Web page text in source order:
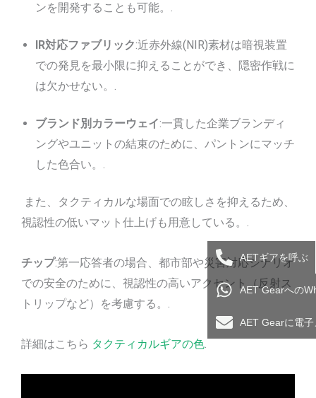
ンを開発することも可能。.
IR対応ファブリック:近赤外線(NIR)素材は暗視装置
での発見を最小限に抑えることができ、隠密作戦に
は欠かせない。.
ブランド別カラーウェイ:一貫した企業ブランディ
ングやユニットの結束のために、パントンにマッチ
した色合い。.
また、タクティカルな場面での眩しさを抑えるため、
視認性の低いマット仕上げも用意している。.
チップ:第一応答者の場合、都市部や災害対応シナリオ
での安全のために、視認性の高いアクセント（反射ス
トリップなど）を考慮する。.
詳細はこちら タクティカルギアの色.
AETギアを呼ぶ
AET Gearへの
AET Gearに電